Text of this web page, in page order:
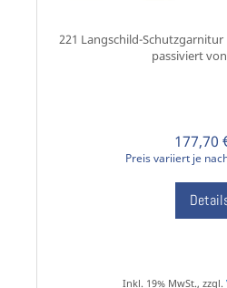
221 Langschild-
passiviert
177,70
Preis variiert je
Inkl. 19% MwSt., zzgl.